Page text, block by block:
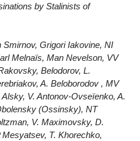
by Stalinists of
Grigori Iakovine, NI
Melnaïs, Man Nevelson, VV
Belodorov, L.
A. Beloborodov , MV
V. Antonov-Ovseïenko, A.
(Ossinsky), NT
V. Maximovsky, D.
T. Khorechko,